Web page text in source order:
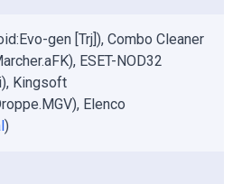
gen [Trj]), Combo Cleaner
ESET-NOD32
Kingsoft
Elenco
)